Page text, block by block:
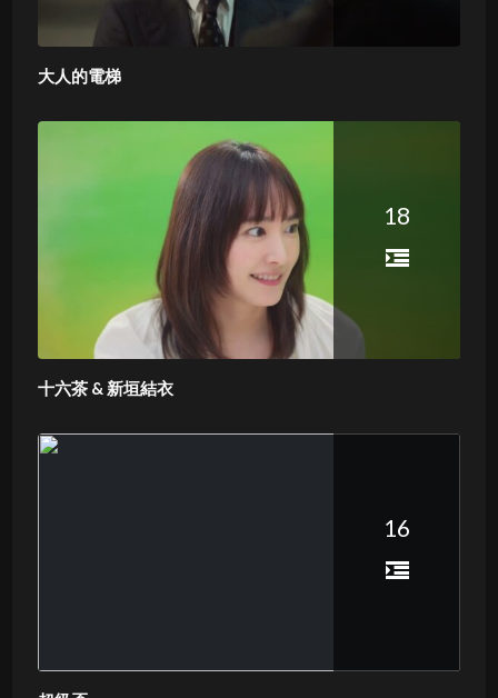
大人的電梯
18
十六茶 & 新垣結衣
16